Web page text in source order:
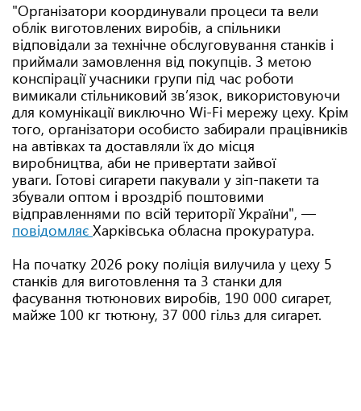
"Організатори координували процеси та вели
облік виготовлених виробів, а спільники
відповідали за технічне обслуговування станків і
приймали замовлення від покупців. З метою
конспірації учасники групи під час роботи
вимикали стільниковий зв’язок, використовуючи
для комунікації виключно Wi-Fi мережу цеху. Крім
того, організатори особисто забирали працівників
на автівках та доставляли їх до місця
виробництва, аби не привертати зайвої
уваги. Готові сигарети пакували у зіп-пакети та
збували оптом і вроздріб поштовими
відправленнями по всій території України", —
повідомляє Харківська обласна прокуратура.
На початку 2026 року поліція вилучила у цеху 5
станків для виготовлення та 3 станки для
фасування тютюнових виробів, 190 000 сигарет,
майже 100 кг тютюну, 37 000 гільз для сигарет.